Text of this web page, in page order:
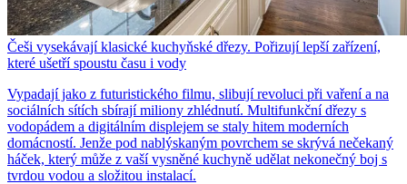
Češi vysekávají klasické kuchyňské dřezy. Pořizují lepší zařízení,
které ušetří spoustu času i vody
Vypadají jako z futuristického filmu, slibují revoluci při vaření a na
sociálních sítích sbírají miliony zhlédnutí. Multifunkční dřezy s
vodopádem a digitálním displejem se staly hitem moderních
domácností. Jenže pod nablýskaným povrchem se skrývá nečekaný
háček, který může z vaší vysněné kuchyně udělat nekonečný boj s
tvrdou vodou a složitou instalací.